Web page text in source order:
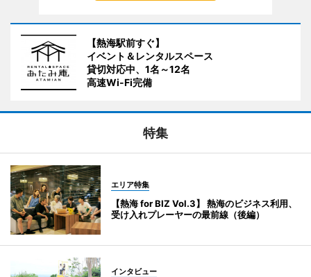
【熱海駅前すぐ】
イベント＆レンタルスペース
貸切対応中、1名～12名
高速Wi-Fi完備
特集
エリア特集
【熱海 for BIZ Vol.3】 熱海のビジネス利用、
受け入れプレーヤーの最前線（後編）
インタビュー